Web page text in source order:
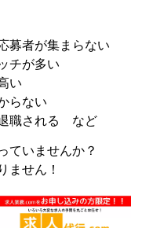
募者が集まらない
チが多い
い
らない
退職される など
ていませんか？
ません！